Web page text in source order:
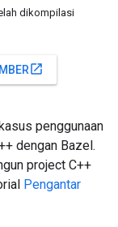
dikompilasi
open_in_new
penggunaan
dengan Bazel.
project C++
Pengantar